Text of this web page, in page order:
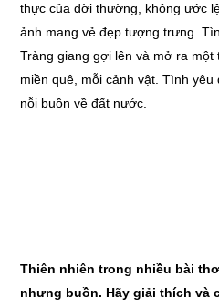
thực của đời thường, không ước
ảnh mang vẻ đẹp tượng trưng.
Tràng giang gợi lên và mở ra
miền quê, mỗi cảnh vật. Tình yêu
nỗi buồn về đất nước.
(Huy
Thiên nhiên trong nhiều bài
nhưng buồn. Hãy giải thích và